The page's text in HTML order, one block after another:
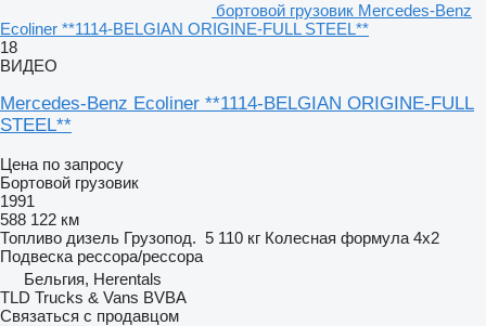
бортовой грузовик Mercedes-Benz
Ecoliner **1114-BELGIAN ORIGINE-FULL STEEL**
18
ВИДЕО
Mercedes-Benz Ecoliner **1114-BELGIAN ORIGINE-FULL
STEEL**
Цена по запросу
Бортовой грузовик
1991
588 122 км
Топливо дизель Грузопод. 5 110 кг Колесная формула 4x2
Подвеска рессора/рессора
Бельгия, Herentals
TLD Trucks & Vans BVBA
Связаться с продавцом